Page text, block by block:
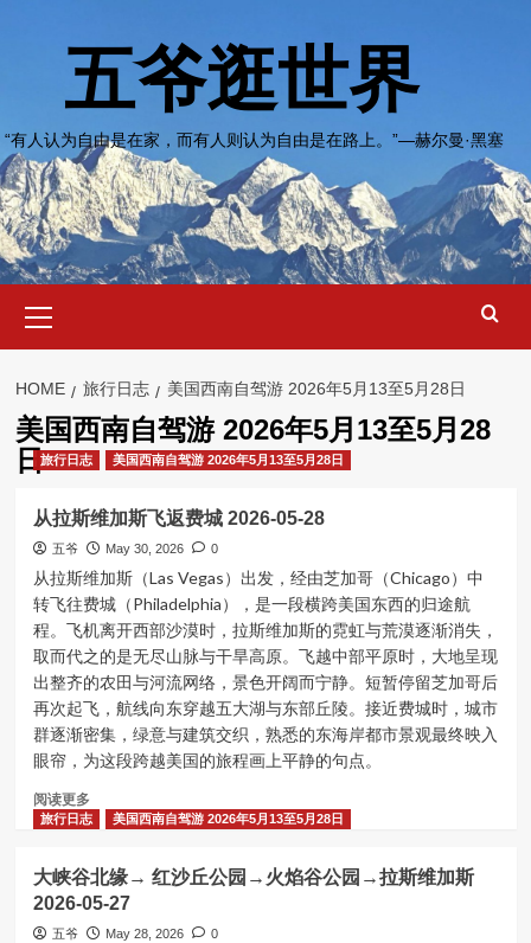
五爷逛世界
“有人认为自由是在家，而有人则认为自由是在路上。”—赫尔曼·黑塞
Menu
HOME 旅行日志 美国西南自驾游 2026年5月13至5月28日
美国西南自驾游 2026年5月13至5月28
日旅行日志 美国西南自驾游 2026年5月13至5月28日
从拉斯维加斯飞返费城 2026-05-28
五爷 May 30, 2026 0
从拉斯维加斯（Las Vegas）出发，经由芝加哥（Chicago）中
转飞往费城（Philadelphia），是一段横跨美国东西的归途航
程。飞机离开西部沙漠时，拉斯维加斯的霓虹与荒漠逐渐消失，
取而代之的是无尽山脉与干旱高原。飞越中部平原时，大地呈现
出整齐的农田与河流网络，景色开阔而宁静。短暂停留芝加哥后
再次起飞，航线向东穿越五大湖与东部丘陵。接近费城时，城市
群逐渐密集，绿意与建筑交织，熟悉的东海岸都市景观最终映入
眼帘，为这段跨越美国的旅程画上平静的句点。
阅读更多Read
more
从
拉
斯
维
旅行日志 美国西南自驾游 2026年5月13至5月28日
大峡谷北缘→ 红沙丘公园→火焰谷公园→拉斯维加斯
2026-05-27
五爷 May 28, 2026 0